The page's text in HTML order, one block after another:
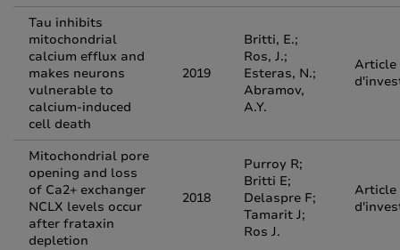
Tau inhibits
mitochondrial
calcium efflux and
makes neurons
vulnerable to
calcium-induced
cell death
2019
Britti, E.;
Ros, J.;
Esteras, N.;
Abramov,
A.Y.
Article
Mitochondrial pore
opening and loss
of Ca2+ exchanger
NCLX levels occur
after frataxin
depletion
2018
Purroy R;
Britti E;
Delaspre F;
Tamarit J;
Ros J.
Article